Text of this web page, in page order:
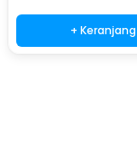
+ Keranjang